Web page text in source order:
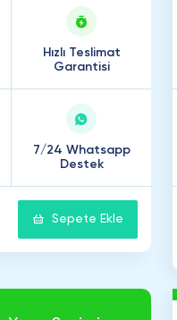
Hızlı Teslimat
Garantisi
7/24 Whatsapp
Destek
Sepete Ekle